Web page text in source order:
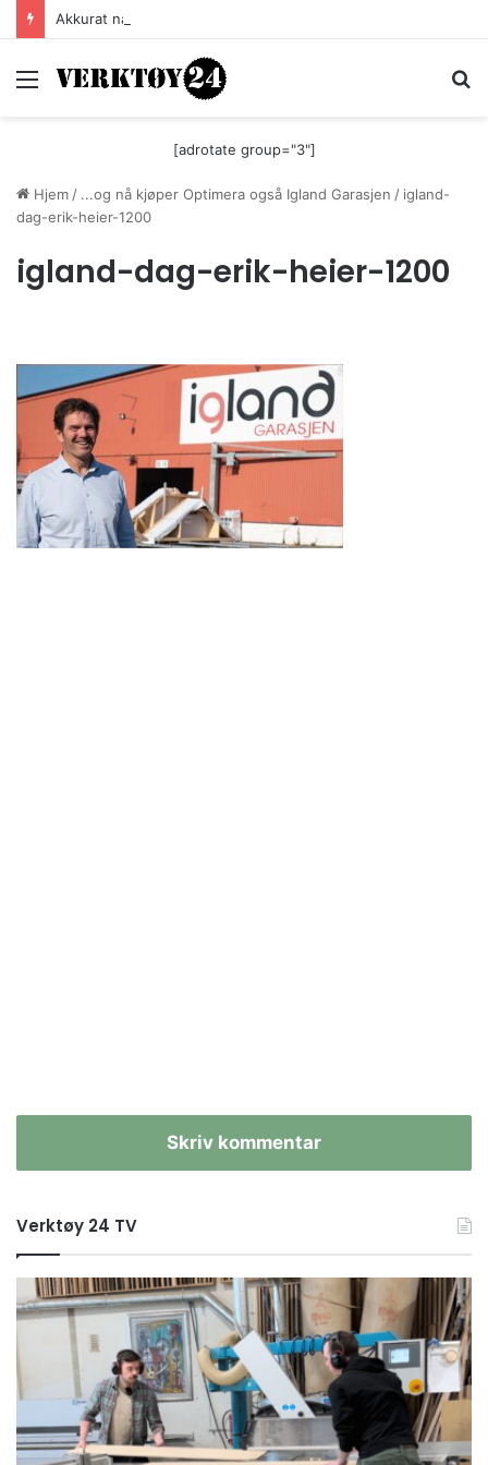
Akkurat nå er batteri-bordsaga til Festool billigere
Meny
[adrotate group="3"]
Hjem / ...og nå kjøper Optimera også Igland Garasjen / igland-
dag-erik-heier-1200
igland-dag-erik-heier-1200
Skriv kommentar
Verktøy 24 TV